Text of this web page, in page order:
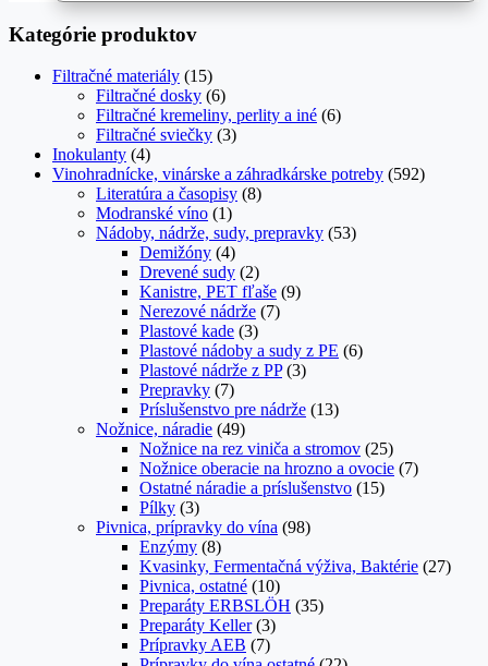
Kategórie produktov
Filtračné materiály (15)
Filtračné dosky (6)
Filtračné kremeliny, perlity a iné (6)
Filtračné sviečky (3)
Inokulanty (4)
Vinohradnícke, vinárske a záhradkárske potreby (592)
Literatúra a časopisy (8)
Modranské víno (1)
Nádoby, nádrže, sudy, prepravky (53)
Demižóny (4)
Drevené sudy (2)
Kanistre, PET fľaše (9)
Nerezové nádrže (7)
Plastové kade (3)
Plastové nádoby a sudy z PE (6)
Plastové nádrže z PP (3)
Prepravky (7)
Príslušenstvo pre nádrže (13)
Nožnice, náradie (49)
Nožnice na rez viniča a stromov (25)
Nožnice oberacie na hrozno a ovocie (7)
Ostatné náradie a príslušenstvo (15)
Pílky (3)
Pivnica, prípravky do vína (98)
Enzýmy (8)
Kvasinky, Fermentačná výživa, Baktérie (27)
Pivnica, ostatné (10)
Preparáty ERBSLÖH (35)
Preparáty Keller (3)
Prípravky AEB (7)